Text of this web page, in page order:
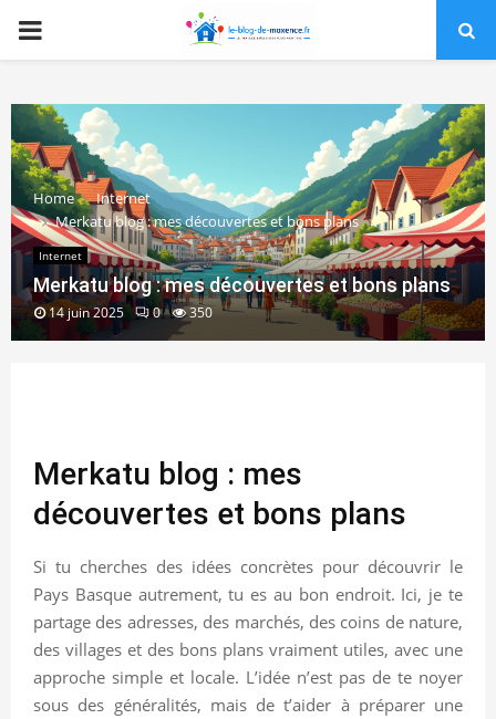
PRIMARY
Home
Internet
Merkatu blog : mes découvertes et bons plans
Internet
Merkatu blog : mes découvertes et bons plans
14 juin 2025 0 350
Merkatu blog : mes
découvertes et bons plans
Si tu cherches des idées concrètes pour découvrir le
Pays Basque autrement, tu es au bon endroit. Ici, je te
partage des adresses, des marchés, des coins de nature,
des villages et des bons plans vraiment utiles, avec une
approche simple et locale. L’idée n’est pas de te noyer
sous des généralités, mais de t’aider à préparer une